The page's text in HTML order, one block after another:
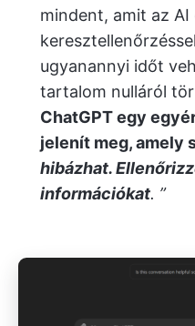
mindent, amit az AI
ugyanannyi időt
tartalom nulláról
ChatGPT egy
jelenít meg, amely
hibázhat.
információkat. ”